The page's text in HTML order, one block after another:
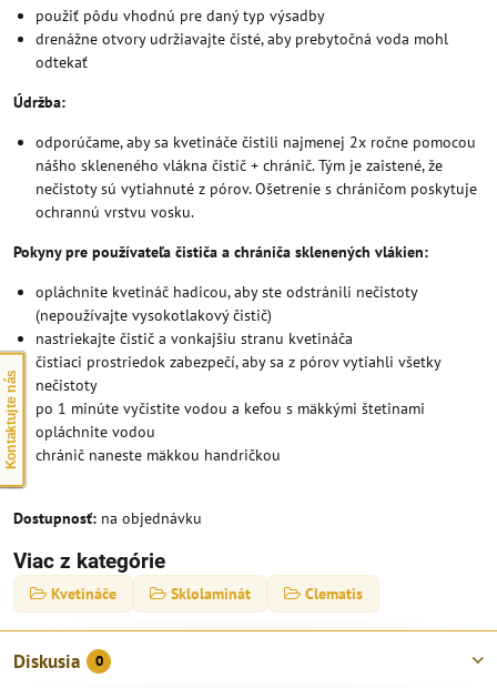
použiť pôdu vhodnú pre daný typ výsadby
drenážne otvory udržiavajte čisté, aby prebytočná voda mohl
odtekať
Údržba:
odporúčame, aby sa kvetináče čistili najmenej 2x ročne pomocou
nášho skleneného vlákna čistič + chránič. Tým je zaistené, že
nečistoty sú vytiahnuté z pórov. Ošetrenie s chráničom poskytuje
ochrannú vrstvu vosku.
Pokyny pre používateľa čističa a chrániča sklenených vlákien:
opláchnite kvetináč hadicou, aby ste odstránili nečistoty
(nepoužívajte vysokotlakový čistič)
nastriekajte čistič a vonkajšiu stranu kvetináča
čistiaci prostriedok zabezpečí, aby sa z pórov vytiahli všetky
nečistoty
po 1 minúte vyčistite vodou a kefou s mäkkými štetinami
opláchnite vodou
chránič naneste mäkkou handričkou
Dostupnosť: na objednávku
Viac z kategórie
Kvetináče Sklolaminát Clematis
Diskusia 0
Kontaktujte nás